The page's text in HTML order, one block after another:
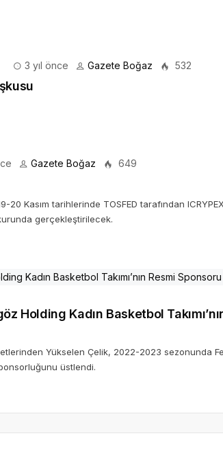
3 yıl önce Gazete Boğaz 532
Gazete Boğaz 649
20 Kasım tarihlerinde TOSFED tarafından
gerçekleştirilecek.
Kadın Basketbol Takımı’nın Resmi
Yükselen Çelik, 2022-2023 sezonunda
üstlendi.